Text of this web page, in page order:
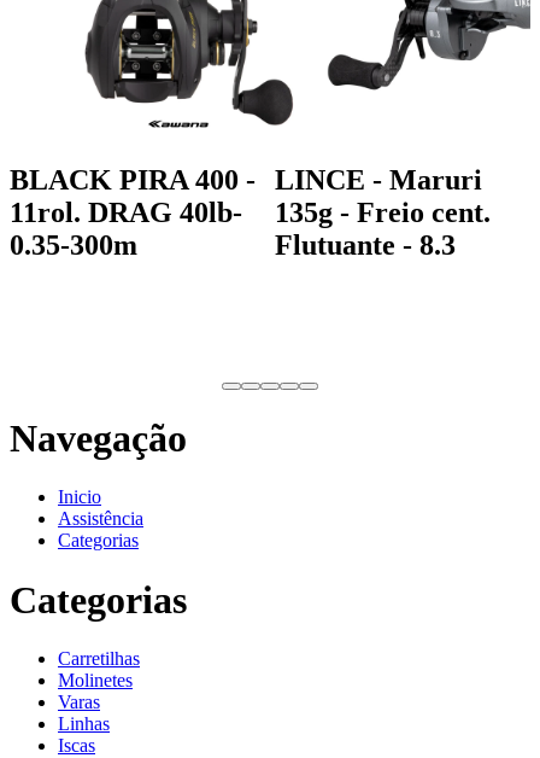
BLACK PIRA 400 -
11rol. DRAG 40lb-
0.35-300m
LINCE - Maruri
135g - Freio cent.
Flutuante - 8.3
Navegação
Inicio
Assistência
Categorias
Categorias
Carretilhas
Molinetes
Varas
Linhas
Iscas